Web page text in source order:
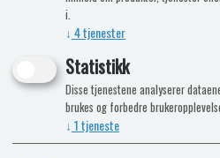
i.
↓ 4tjenester
Statistikk
Disse tjenestene analyserer
brukes og forbedre
↓ 1tjeneste